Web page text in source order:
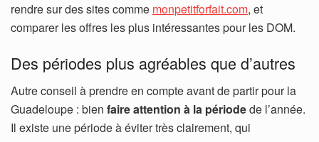
rendre sur des sites comme monpetitforfait.com, et
comparer les offres les plus intéressantes pour les DOM.
Des périodes plus agréables que d’autres
Autre conseil à prendre en compte avant de partir pour la
Guadeloupe : bien faire attention à la périodede l’année.
Il existe une période à éviter très clairement, qui